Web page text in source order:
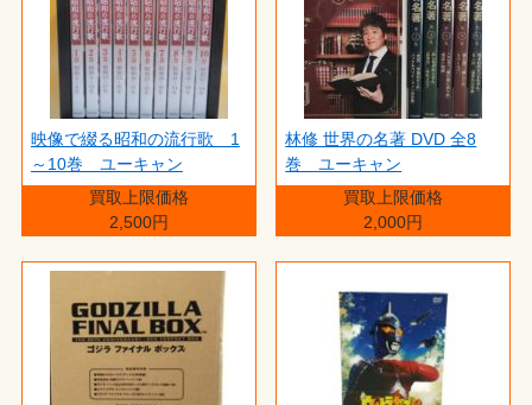
映像で綴る昭和の流行歌 1
～10巻 ユーキャン
買取上限価格
2,500円
林修 世界の名著 DVD 全8
巻 ユーキャン
買取上限価格
2,000円